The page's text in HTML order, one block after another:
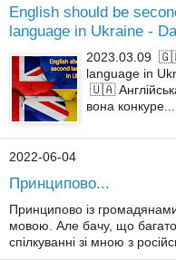
English should be
language in Ukraine -
2023.03.09
language in
🇺🇦
вона конкуре...
2022-06-04
Принципово...
Принципово із
мовою. Але бачу, що
спілкуванні зі мною з